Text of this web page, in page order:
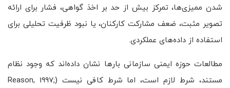
شدن ممیزی‌ها، تمرکز بیش از حد بر اخذ گواهی، فشار برای ارائه
تصویر مثبت، ضعف مشارکت کارکنان، یا نبود ظرفیت تحلیلی برای
استفاده از داده‌های عملکردی.
مطالعات حوزه ایمنی سازمانی بارها نشان داده‌اند که وجود نظام
مستند، شرط لازم است، اما شرط کافی نیست (Reason, 1997;